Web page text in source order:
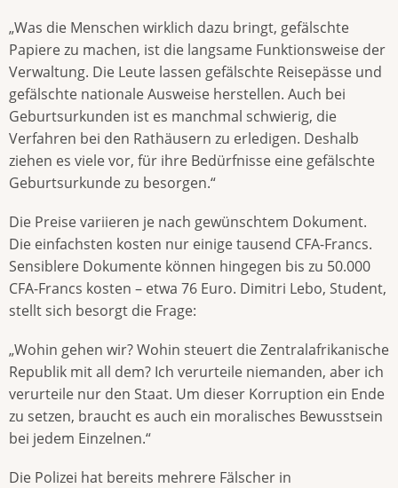
„Was die Menschen wirklich dazu bringt, gefälschte
Papiere zu machen, ist die langsame Funktionsweise der
Verwaltung. Die Leute lassen gefälschte Reisepässe und
gefälschte nationale Ausweise herstellen. Auch bei
Geburtsurkunden ist es manchmal schwierig, die
Verfahren bei den Rathäusern zu erledigen. Deshalb
ziehen es viele vor, für ihre Bedürfnisse eine gefälschte
Geburtsurkunde zu besorgen.“
Die Preise variieren je nach gewünschtem Dokument.
Die einfachsten kosten nur einige tausend CFA-Francs.
Sensiblere Dokumente können hingegen bis zu 50.000
CFA-Francs kosten – etwa 76 Euro. Dimitri Lebo, Student,
stellt sich besorgt die Frage:
„Wohin gehen wir? Wohin steuert die Zentralafrikanische
Republik mit all dem? Ich verurteile niemanden, aber ich
verurteile nur den Staat. Um dieser Korruption ein Ende
zu setzen, braucht es auch ein moralisches Bewusstsein
bei jedem Einzelnen.“
Die Polizei hat bereits mehrere Fälscher in